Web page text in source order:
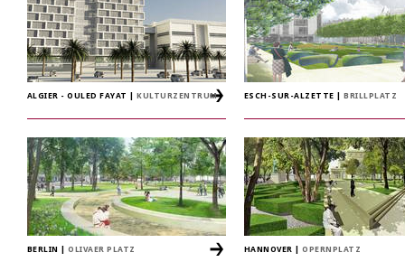
ALGIER - OULED FAYAT |KULTURZENTRUM ESCH-SUR-ALZETTE |BRILLPLATZ
BERLIN |OLIVAER PLATZ HANNOVER |OPERNPLATZ